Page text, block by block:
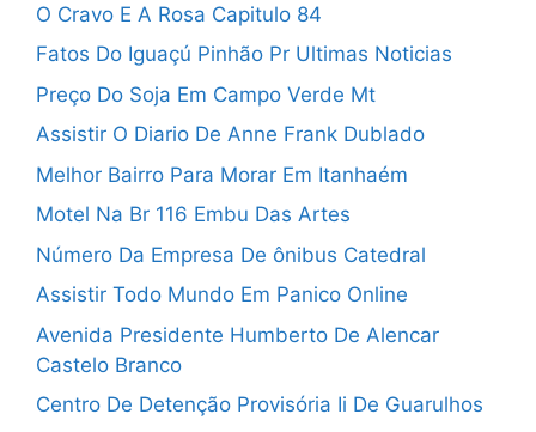
O Cravo E A Rosa Capitulo 84
Fatos Do Iguaçú Pinhão Pr Ultimas Noticias
Preço Do Soja Em Campo Verde Mt
Assistir O Diario De Anne Frank Dublado
Melhor Bairro Para Morar Em Itanhaém
Motel Na Br 116 Embu Das Artes
Número Da Empresa De ônibus Catedral
Assistir Todo Mundo Em Panico Online
Avenida Presidente Humberto De Alencar
Castelo Branco
Centro De Detenção Provisória Ii De Guarulhos